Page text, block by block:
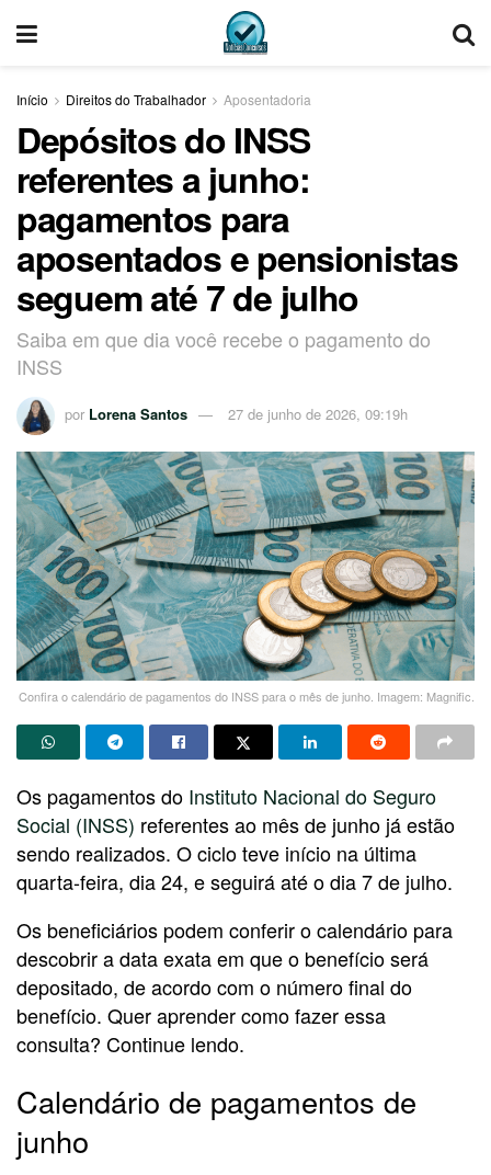
Início Direitos do Trabalhador Aposentadoria
Depósitos do INSS
referentes a junho:
pagamentos para
aposentados e pensionistas
seguem até 7 de julho
Saiba em que dia você recebe o pagamento do
INSS
por Lorena Santos 27 de junho de 2026, 09:19h
Confira o calendário de pagamentos do INSS para o mês de junho. Imagem: Magnific.
Os pagamentos do Instituto Nacional do Seguro
Social (INSS) referentes ao mês de junho já estão
sendo realizados. O ciclo teve início na última
quarta-feira, dia 24, e seguirá até o dia 7 de julho.
Os beneficiários podem conferir o calendário para
descobrir a data exata em que o benefício será
depositado, de acordo com o número final do
benefício. Quer aprender como fazer essa
consulta? Continue lendo.
Calendário de pagamentos de
junho